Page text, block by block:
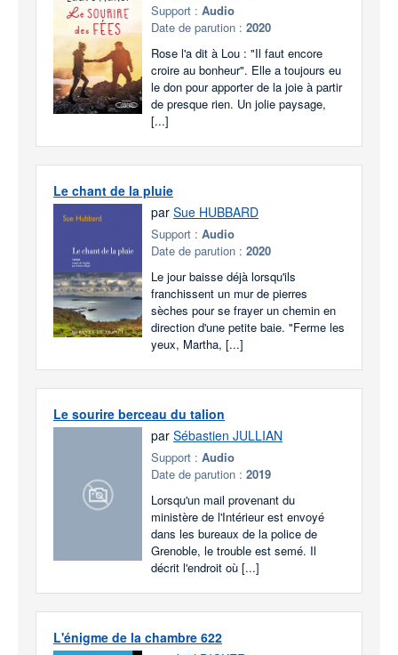
Support : Audio
Date de parution : 2020
Rose l'a dit à Lou : "Il faut encore
croire au bonheur". Elle a toujours eu
le don pour apporter de la joie à partir
de presque rien. Un jolie paysage,
[...]
Le chant de la pluie
par Sue HUBBARD
Support : Audio
Date de parution : 2020
Le jour baisse déjà lorsqu'ils
franchissent un mur de pierres
sèches pour se frayer un chemin en
direction d'une petite baie. "Ferme les
yeux, Martha, [...]
Le sourire berceau du talion
par Sébastien JULLIAN
Support : Audio
Date de parution : 2019
Lorsqu'un mail provenant du
ministère de l'Intérieur est envoyé
dans les bureaux de la police de
Grenoble, le trouble est semé. Il
décrit l'endroit où [...]
L'énigme de la chambre 622